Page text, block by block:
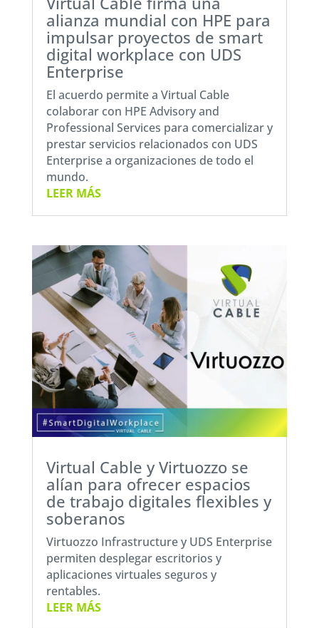
alianza mundial con HPE para
impulsar proyectos de smart
digital workplace con UDS
Enterprise
El acuerdo permite a Virtual Cable
colaborar con HPE Advisory and
Professional Services para comercializar y
prestar servicios relacionados con UDS
Enterprise a organizaciones de todo el
mundo.
LEER MÁS
Virtual Cable y Virtuozzo se
alían para ofrecer espacios
de trabajo digitales flexibles y
soberanos
Virtuozzo Infrastructure y UDS Enterprise
permiten desplegar escritorios y
aplicaciones virtuales seguros y
rentables.
LEER MÁS